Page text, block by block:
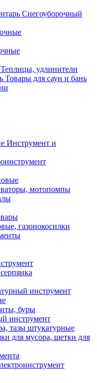
Снегоуборочный
Теплицы, удлинители
Товары для саун и бань
Инструмент и
мотопомпы
газонокосилки
инструмент
буры
инструмент
тазы штукатурные
для мусора, щетки для